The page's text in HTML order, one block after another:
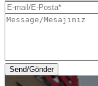
E-
mail/E-
Message/Mesajınız